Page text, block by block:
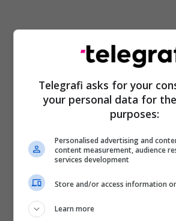
Tiktok
Gjykata E Tiranës
Telegrafi asks for your
your personal data for
purposes:
Personalised advertising and
content measurement, audience
services development
Store and/or access information
Learn more